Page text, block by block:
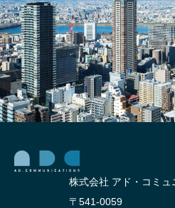
株式会社 アド・コミュ
〒541-0059